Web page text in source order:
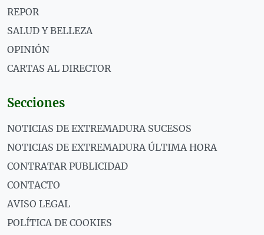
REPOR
SALUD Y BELLEZA
OPINIÓN
CARTAS AL DIRECTOR
Secciones
NOTICIAS DE EXTREMADURA SUCESOS
NOTICIAS DE EXTREMADURA ÚLTIMA HORA
CONTRATAR PUBLICIDAD
CONTACTO
AVISO LEGAL
POLÍTICA DE COOKIES